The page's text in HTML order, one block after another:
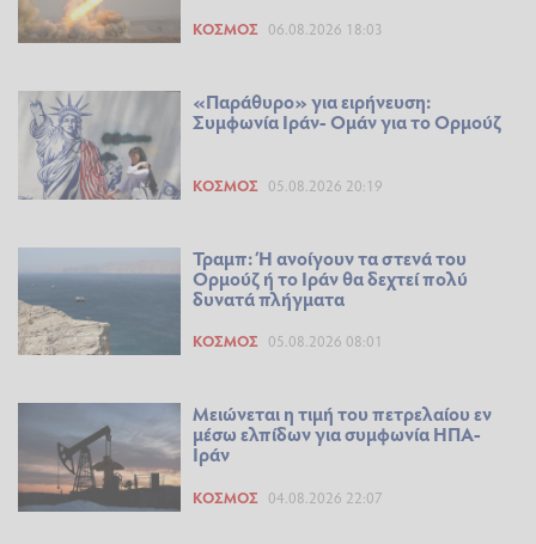
ΚΌΣΜΟΣ 06.08.2026 18:03
«Παράθυρο» για ειρήνευση:
Συμφωνία Ιράν- Ομάν για το Ορμούζ
ΚΌΣΜΟΣ 05.08.2026 20:19
Τραμπ: Ή ανοίγουν τα στενά του
Ορμούζ ή το Ιράν θα δεχτεί πολύ
δυνατά πλήγματα
ΚΌΣΜΟΣ 05.08.2026 08:01
Μειώνεται η τιμή του πετρελαίου εν
μέσω ελπίδων για συμφωνία ΗΠΑ-
Ιράν
ΚΌΣΜΟΣ 04.08.2026 22:07